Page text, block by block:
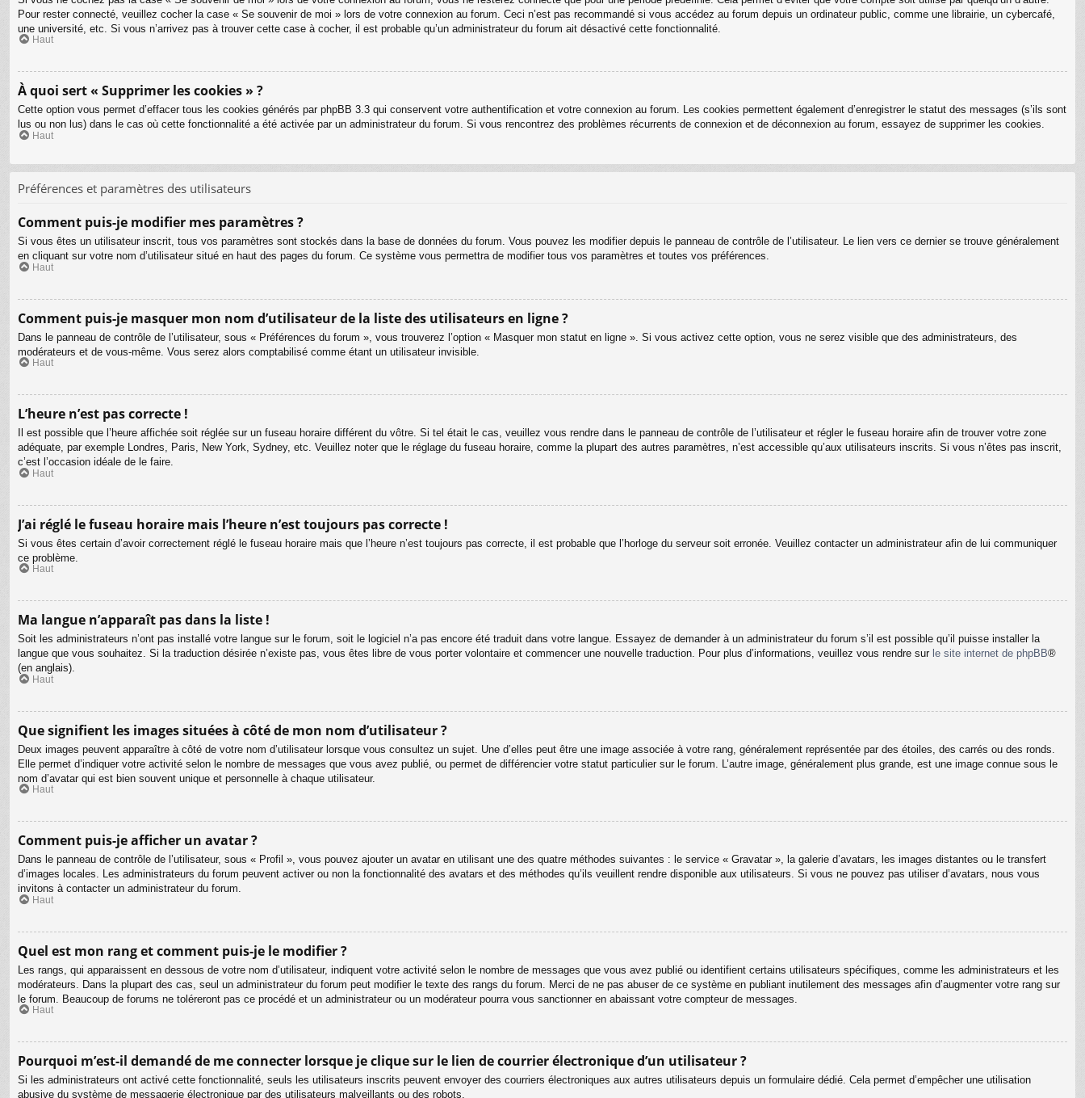
Pour rester connecté, veuillez cocher la case « Se souvenir de moi » lors de votre connexion au forum. Ceci n’est pas recommandé si vous accédez au forum depuis un ordinateur public, comme une librairie, un cybercafé,
une université, etc. Si vous n’arrivez pas à trouver cette case à cocher, il est probable qu’un administrateur du forum ait désactivé cette fonctionnalité.
Haut
À quoi sert « Supprimer les cookies » ?
Cette option vous permet d’effacer tous les cookies générés par phpBB 3.3 qui conservent votre authentification et votre connexion au forum. Les cookies permettent également d’enregistrer le statut des messages (s’ils sont
lus ou non lus) dans le cas où cette fonctionnalité a été activée par un administrateur du forum. Si vous rencontrez des problèmes récurrents de connexion et de déconnexion au forum, essayez de supprimer les cookies.
Haut
Préférences et paramètres des utilisateurs
Comment puis-je modifier mes paramètres ?
Si vous êtes un utilisateur inscrit, tous vos paramètres sont stockés dans la base de données du forum. Vous pouvez les modifier depuis le panneau de contrôle de l’utilisateur. Le lien vers ce dernier se trouve généralement
en cliquant sur votre nom d’utilisateur situé en haut des pages du forum. Ce système vous permettra de modifier tous vos paramètres et toutes vos préférences.
Haut
Comment puis-je masquer mon nom d’utilisateur de la liste des utilisateurs en ligne ?
Dans le panneau de contrôle de l’utilisateur, sous « Préférences du forum », vous trouverez l’option « Masquer mon statut en ligne ». Si vous activez cette option, vous ne serez visible que des administrateurs, des
modérateurs et de vous-même. Vous serez alors comptabilisé comme étant un utilisateur invisible.
Haut
L’heure n’est pas correcte !
Il est possible que l’heure affichée soit réglée sur un fuseau horaire différent du vôtre. Si tel était le cas, veuillez vous rendre dans le panneau de contrôle de l’utilisateur et régler le fuseau horaire afin de trouver votre zone
adéquate, par exemple Londres, Paris, New York, Sydney, etc. Veuillez noter que le réglage du fuseau horaire, comme la plupart des autres paramètres, n’est accessible qu’aux utilisateurs inscrits. Si vous n’êtes pas inscrit,
c’est l’occasion idéale de le faire.
Haut
J’ai réglé le fuseau horaire mais l’heure n’est toujours pas correcte !
Si vous êtes certain d’avoir correctement réglé le fuseau horaire mais que l’heure n’est toujours pas correcte, il est probable que l’horloge du serveur soit erronée. Veuillez contacter un administrateur afin de lui communiquer
ce problème.
Haut
Ma langue n’apparaît pas dans la liste !
Soit les administrateurs n’ont pas installé votre langue sur le forum, soit le logiciel n’a pas encore été traduit dans votre langue. Essayez de demander à un administrateur du forum s’il est possible qu’il puisse installer la
langue que vous souhaitez. Si la traduction désirée n’existe pas, vous êtes libre de vous porter volontaire et commencer une nouvelle traduction. Pour plus d’informations, veuillez vous rendre sur le site internet de phpBB®
(en anglais).
Haut
Que signifient les images situées à côté de mon nom d’utilisateur ?
Deux images peuvent apparaître à côté de votre nom d’utilisateur lorsque vous consultez un sujet. Une d’elles peut être une image associée à votre rang, généralement représentée par des étoiles, des carrés ou des ronds.
Elle permet d’indiquer votre activité selon le nombre de messages que vous avez publié, ou permet de différencier votre statut particulier sur le forum. L’autre image, généralement plus grande, est une image connue sous le
nom d’avatar qui est bien souvent unique et personnelle à chaque utilisateur.
Haut
Comment puis-je afficher un avatar ?
Dans le panneau de contrôle de l’utilisateur, sous « Profil », vous pouvez ajouter un avatar en utilisant une des quatre méthodes suivantes : le service « Gravatar », la galerie d’avatars, les images distantes ou le transfert
d’images locales. Les administrateurs du forum peuvent activer ou non la fonctionnalité des avatars et des méthodes qu’ils veuillent rendre disponible aux utilisateurs. Si vous ne pouvez pas utiliser d’avatars, nous vous
invitons à contacter un administrateur du forum.
Haut
Quel est mon rang et comment puis-je le modifier ?
Les rangs, qui apparaissent en dessous de votre nom d’utilisateur, indiquent votre activité selon le nombre de messages que vous avez publié ou identifient certains utilisateurs spécifiques, comme les administrateurs et les
modérateurs. Dans la plupart des cas, seul un administrateur du forum peut modifier le texte des rangs du forum. Merci de ne pas abuser de ce système en publiant inutilement des messages afin d’augmenter votre rang sur
le forum. Beaucoup de forums ne toléreront pas ce procédé et un administrateur ou un modérateur pourra vous sanctionner en abaissant votre compteur de messages.
Haut
Pourquoi m’est-il demandé de me connecter lorsque je clique sur le lien de courrier électronique d’un utilisateur ?
Si les administrateurs ont activé cette fonctionnalité, seuls les utilisateurs inscrits peuvent envoyer des courriers électroniques aux autres utilisateurs depuis un formulaire dédié. Cela permet d’empêcher une utilisation
abusive du système de messagerie électronique par des utilisateurs malveillants ou des robots.